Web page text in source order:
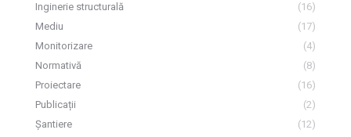
Inginerie structurală
(16)
Mediu
(17)
Monitorizare
(4)
Normativă
(8)
Proiectare
(16)
Publicații
(2)
Șantiere
(12)